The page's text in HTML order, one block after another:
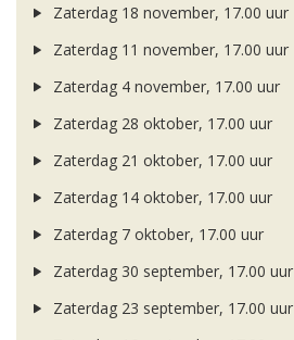
Zaterdag 18 november, 17.00 uur
Zaterdag 11 november, 17.00 uur
Zaterdag 4 november, 17.00 uur
Zaterdag 28 oktober, 17.00 uur
Zaterdag 21 oktober, 17.00 uur
Zaterdag 14 oktober, 17.00 uur
Zaterdag 7 oktober, 17.00 uur
Zaterdag 30 september, 17.00 uur
Zaterdag 23 september, 17.00 uur